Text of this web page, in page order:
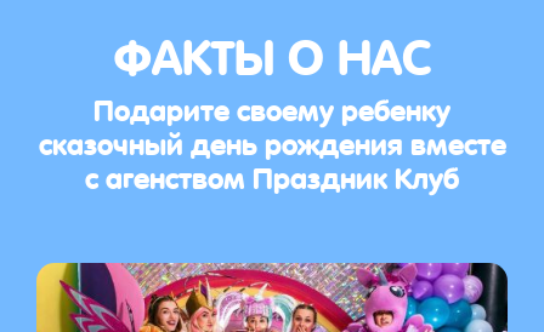
ФАКТЫ О НАС
Подарите своему ребенку
сказочный день рождения вместе
с агенством Праздник Клуб